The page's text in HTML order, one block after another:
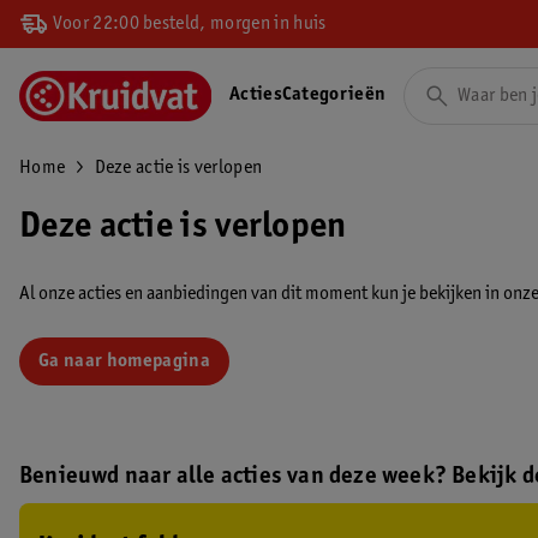
Voor 22:00 besteld, morgen in huis
ActiesCategorieën
Home Deze actie is verlopen
Deze actie is verlopen
Al onze acties en aanbiedingen van dit moment kun je bekijken in
Ga naar homepagina
Benieuwd naar alle acties van deze week? Bekijk